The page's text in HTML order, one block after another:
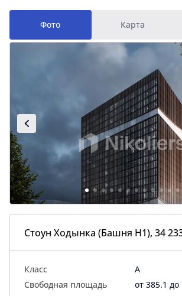
Фото Карта
Стоун Ходынка (Башня H1), 34
Класс
A
Свободная площадь
от 385.1